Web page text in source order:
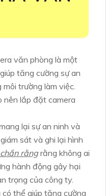
văn phòng là một
tăng cường sự an
trường làm việc.
nên lắp đặt camera
lại sự an ninh và
sát và ghi lại hình
rằng rằng không ai
hành động gây hại
trọng của công ty.
có thể giúp tăng cường